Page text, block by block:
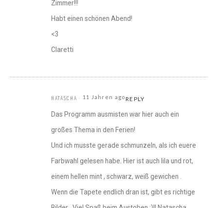
Zimmer!!!
Habt einen schönen Abend!
<3
Claretti
NATASCHA 11 Jahren agoREPLY
Das Programm ausmisten war hier auch ein
großes Thema in den Ferien!
Und ich musste gerade schmunzeln, als ich euere
Farbwahl gelesen habe. Hier ist auch lila und rot,
einem hellen mint , schwarz, weiß gewichen .
Wenn die Tapete endlich dran ist, gibt es richtige